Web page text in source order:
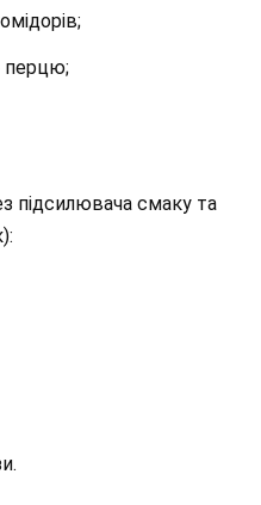
перцю;
підсилювача смаку та